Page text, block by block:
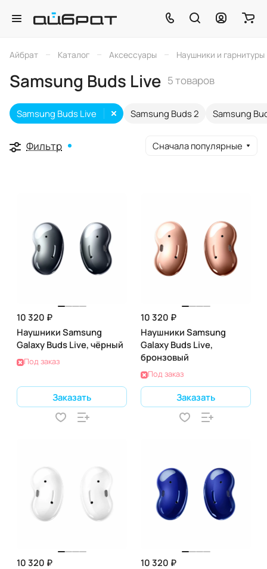
Айбрат – Каталог – Аксессуары – Наушники и гарнитуры
Samsung Buds Live 5 товаров
Samsung Buds 2 Samsung
Samsung Buds Live
Фильтр Сначала популярные
10 320 ₽
Наушники Samsung
Galaxy Buds Live, чёрный
Под заказ
Заказать
10 320 ₽
Наушники Samsung
Galaxy Buds Live,
бронзовый
Под заказ
Заказать
10 320 ₽
10 320 ₽